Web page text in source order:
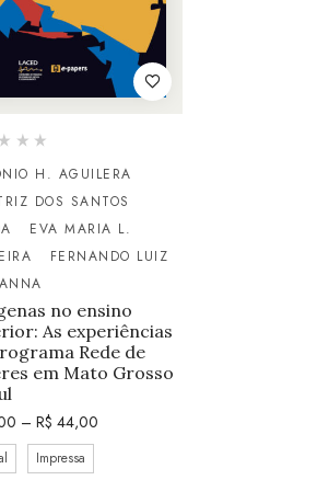
H. AGUILERA
DOS SANTOS
EVA MARIA L.
FERNANDO LUIZ
no ensino
As experiências
Rede de
em Mato Grosso
– R$ 44,00
Impressa